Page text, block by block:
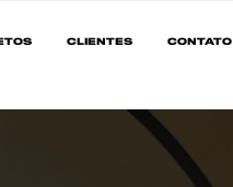
CLIENTES CONTATO